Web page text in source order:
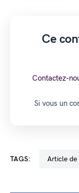
Ce
Contactez-
Si vous un
TAGS: Article